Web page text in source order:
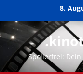
springen
8.
Spoilerfrei: